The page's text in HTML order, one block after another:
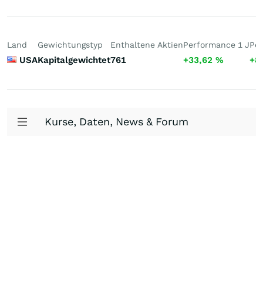
Land
USA
Gewichtungstyp
Kapitalgewichtet
Enthaltene Aktien
761
Performance 1 J
+33,62 %
Kurse, Daten, News & Forum